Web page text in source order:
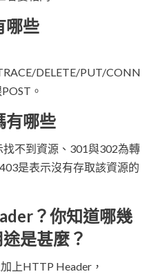
哪些
DELETE/PUT/CONN
。
有哪些
不到資源、301與302為轉
是表示沒有存取該資源的
？你知道哪幾
是甚麼？
上HTTP Header，